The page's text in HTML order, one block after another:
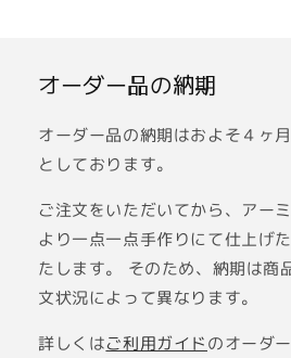
オーダー品の納期
オーダー品の納期はおよそ４ヶ
としております。
ご注文をいただいてから、アー
より一点一点手作りにて仕上げ
たします。 そのため、納期は商
文状況によって異なります。
詳しくはご利用ガイドのオーダ